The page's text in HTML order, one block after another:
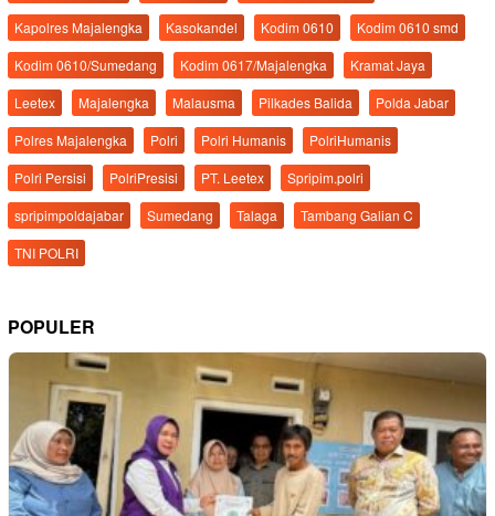
Kapolres Majalengka
Kasokandel Kodim 0610
Kodim 0610 smd
Kodim 0610/Sumedang
Kodim 0617/Majalengka
Kramat Jaya
Leetex
Majalengka Malausma Pilkades Balida
Polda Jabar
Polres Majalengka
Polri Polri Humanis
PolriHumanis
Polri Persisi
PolriPresisi PT. Leetex
Spripim.polri
spripimpoldajabar
Sumedang Talaga
Tambang Galian C
TNI POLRI
POPULER